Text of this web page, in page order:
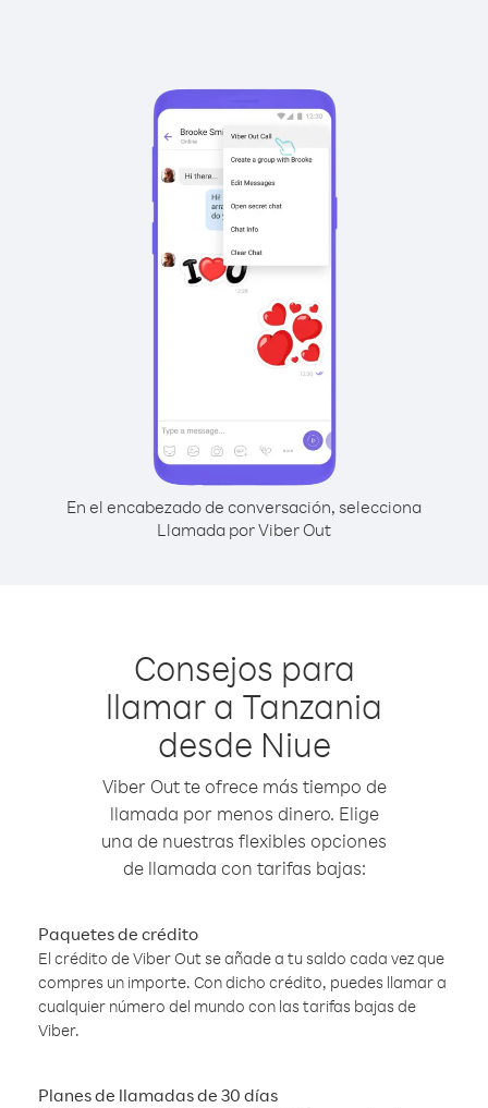
En el encabezado de conversación, selecciona
Llamada por Viber Out
Consejos para
llamar a Tanzania
desde Niue
Viber Out te ofrece más tiempo de
llamada por menos dinero. Elige
una de nuestras flexibles opciones
de llamada con tarifas bajas:
Paquetes de crédito
El crédito de Viber Out se añade a tu saldo cada vez que
compres un importe. Con dicho crédito, puedes llamar a
cualquier número del mundo con las tarifas bajas de
Viber.
Planes de llamadas de 30 días